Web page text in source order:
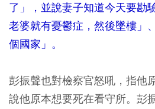
了」，並說妻子知道今天要勘
老婆就有憂鬱症，然後墜樓」
個國家」。
彭振聲也對檢察官怒吼，指他
說他原本想要死在看守所。彭